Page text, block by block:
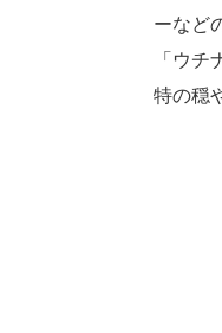
ーなど
「ウ
特の穏